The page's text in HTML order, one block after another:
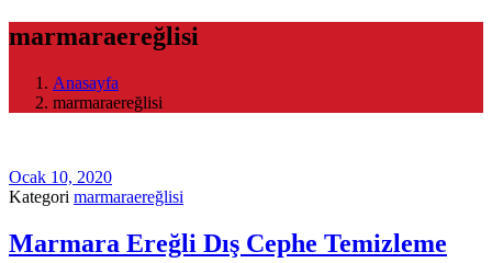
marmaraereğlisi
Anasayfa
marmaraereğlisi
Ocak 10, 2020
Kategori marmaraereğlisi
Marmara Ereğli Dış Cephe Temizleme